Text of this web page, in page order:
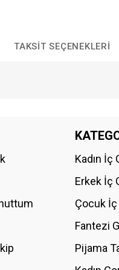
TAKSIT SEÇENEKLERI
Bu ürüne
Kadın İç
Erkek İç
Çocuk
Fantezi
Pijama